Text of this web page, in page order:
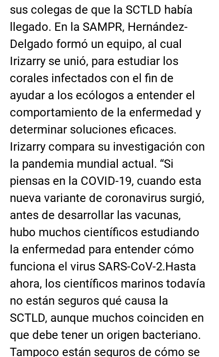
sus colegas de que la SCTLD había
llegado. En la SAMPR, Hernández-
Delgado formó un equipo, al cual
Irizarry se unió, para estudiar los
corales infectados con el fin de
ayudar a los ecólogos a entender el
comportamiento de la enfermedad y
determinar soluciones eficaces.
Irizarry compara su investigación con
la pandemia mundial actual. “Si
piensas en la COVID-19, cuando esta
nueva variante de coronavirus surgió,
antes de desarrollar las vacunas,
hubo muchos científicos estudiando
la enfermedad para entender cómo
funciona el virus SARS-CoV-2.Hasta
ahora, los científicos marinos todavía
no están seguros qué causa la
SCTLD, aunque muchos coinciden en
que debe tener un origen bacteriano.
Tampoco están seguros de cómo se